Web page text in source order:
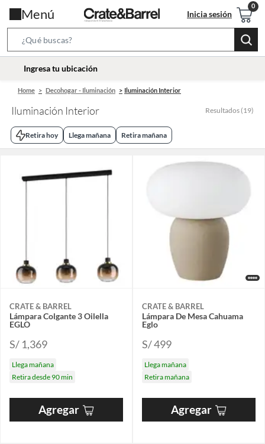
Menú Inicia sesión
Bar
location-
Ingresa tu ubicación
Home Decohogar - Iluminación Iluminación Interior
Iluminación Interior Resultados (19)
Retira hoy Llega mañana Retira mañana
CRATE & BARREL
Lámpara Colgante 3 Oilella
EGLO
S/ 1,369
Llega mañana
Retira desde 90 min
Agregar
CRATE & BARREL
Lámpara De Mesa Cahuama
Eglo
S/ 499
Llega mañana
Retira mañana
Agregar